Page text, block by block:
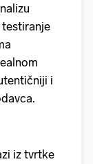
i
iz tvrtke